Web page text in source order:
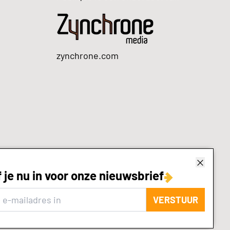
nu in voor onze nieuwsbrief
VERSTUUR
zynchrone.com